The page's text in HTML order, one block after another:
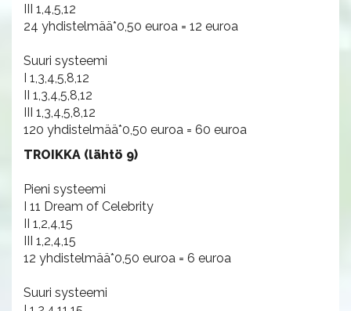
III 1,4,5,12
24 yhdistelmää*0,50 euroa = 12 euroa
Suuri systeemi
I 1,3,4,5,8,12
II 1,3,4,5,8,12
III 1,3,4,5,8,12
120 yhdistelmää*0,50 euroa = 60 euroa
TROIKKA (lähtö 9)
Pieni systeemi
I 11 Dream of Celebrity
II 1,2,4,15
III 1,2,4,15
12 yhdistelmää*0,50 euroa = 6 euroa
Suuri systeemi